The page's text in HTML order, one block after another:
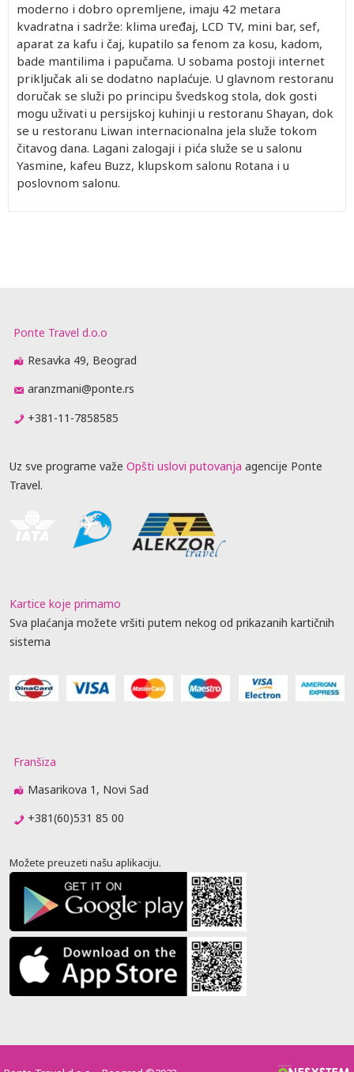
moderno i dobro opremljene, imaju 42 metara
kvadratna i sadrže: klima uređaj, LCD TV, mini bar, sef,
aparat za kafu i čaj, kupatilo sa fenom za kosu, kadom,
bade mantilima i papučama. U sobama postoji internet
priključak ali se dodatno naplaćuje. U glavnom restoranu
doručak se služi po principu švedskog stola, dok gosti
mogu uživati u persijskoj kuhinji u restoranu Shayan, dok
se u restoranu Liwan internacionalna jela služe tokom
čitavog dana. Lagani zalogaji i pića služe se u salonu
Yasmine, kafeu Buzz, klupskom salonu Rotana i u
poslovnom salonu.
Ponte Travel d.o.o
Resavka 49, Beograd
aranzmani@ponte.rs
+381-11-7858585
Uz sve programe važe Opšti uslovi putovanja agencije Ponte
Travel.
Kartice koje primamo
Sva plaćanja možete vršiti putem nekog od prikazanih kartičnih
sistema
Franšiza
Masarikova 1, Novi Sad
+381(60)531 85 00
Možete preuzeti našu aplikaciju.